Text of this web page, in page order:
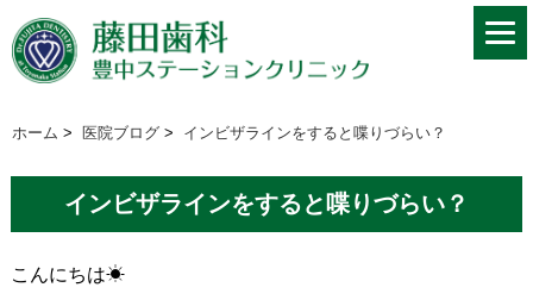
ホーム > 医院ブログ > インビザラインをすると喋りづらい？
インビザラインをすると喋りづらい？
こんにちは☀